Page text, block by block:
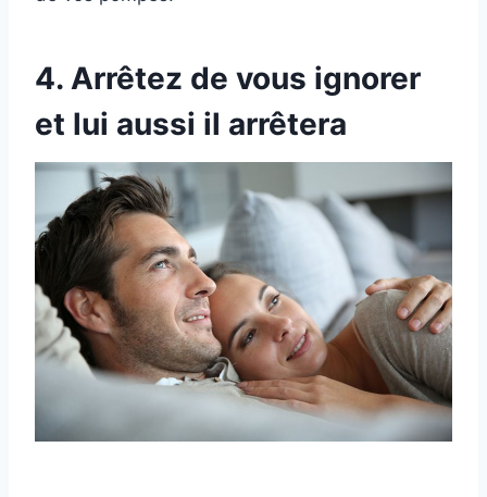
4. Arrêtez de vous ignorer
et lui aussi il arrêtera